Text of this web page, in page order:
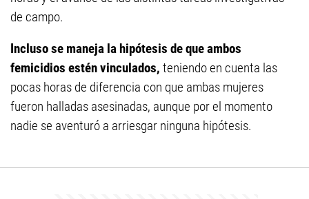
de campo.
Incluso se maneja la hipótesis de que ambos
femicidios estén vinculados, teniendo en cuenta las
pocas horas de diferencia con que ambas mujeres
fueron halladas asesinadas, aunque por el momento
nadie se aventuró a arriesgar ninguna hipótesis.